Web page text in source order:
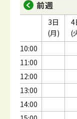
前週
10:00
11:00
12:00
13:00
14:00
3日
(月)
4
(